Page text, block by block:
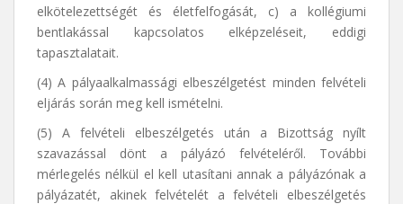
elkötelezettségét és életfelfogását, c) a kollégiumi
bentlakással kapcsolatos elképzeléseit, eddigi
tapasztalatait.
(4) A pályaalkalmassági elbeszélgetést minden felvételi
eljárás során meg kell ismételni.
(5) A felvételi elbeszélgetés után a Bizottság nyílt
szavazással dönt a pályázó felvételéről. További
mérlegelés nélkül el kell utasítani annak a pályázónak a
pályázatét, akinek felvételét a felvételi elbeszélgetés